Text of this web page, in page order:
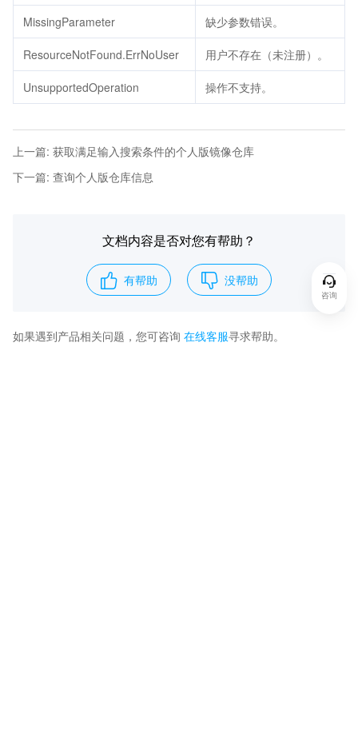
MissingParameter 缺少参数错误。
ResourceNotFound.ErrNoUser 用户不存在（未注册）。
UnsupportedOperation 操作不支持。
上一篇: 获取满足输入搜索条件的个人版镜像仓库
下一篇: 查询个人版仓库信息
文档内容是否对您有帮助？
有帮助 没帮助
如果遇到产品相关问题，您可咨询 在线客服寻求帮助。
咨询